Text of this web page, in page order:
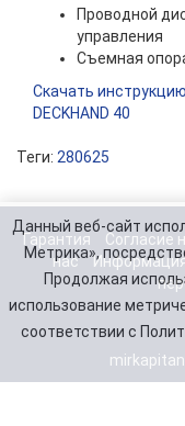
Проводной
управления
Съемная
Cкачать
DECKHAND 40
Теги: 280625
Гарантия Согласие
нас
Данный веб-сайт
Метрика»,
Продолжая
использование
соответствии с